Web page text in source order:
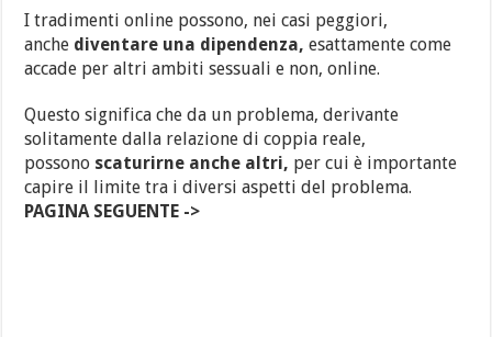
I tradimenti online possono, nei casi peggiori,
anche diventare una dipendenza,esattamente come
accade per altri ambiti sessuali e non, online.
Questo significa che da un problema, derivante
solitamente dalla relazione di coppia reale,
possono scaturirne anche altri, per cui è importante
capire il limite tra i diversi aspetti del problema.
PAGINA SEGUENTE ->